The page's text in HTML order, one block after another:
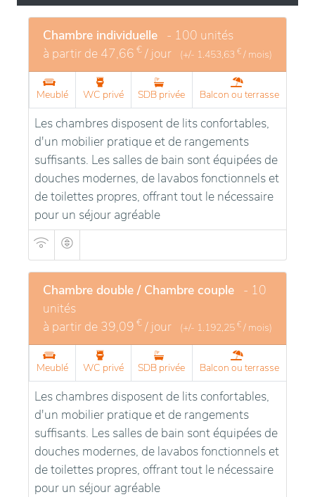
règnent calme et sérénité.
Nous assurons de manière discrète mais efficace
votre sécurité, pour vous décharger de tout souci.
Chambre individuelle - 100 unités
à partir de 47,66 € / jour (+/- 1.453,63 € / mois)
Meublé WC privé SDB privée Balcon ou terrasse
Les chambres disposent de lits confortables,
d'un mobilier pratique et de rangements
suffisants. Les salles de bain sont équipées de
douches modernes, de lavabos fonctionnels et
de toilettes propres, offrant tout le nécessaire
pour un séjour agréable
Chambre double / Chambre couple - 10
unités
à partir de 39,09 € / jour (+/- 1.192,25 € / mois)
Meublé WC privé SDB privée Balcon ou terrasse
Les chambres disposent de lits confortables,
d'un mobilier pratique et de rangements
suffisants. Les salles de bain sont équipées de
douches modernes, de lavabos fonctionnels et
de toilettes propres, offrant tout le nécessaire
pour un séjour agréable